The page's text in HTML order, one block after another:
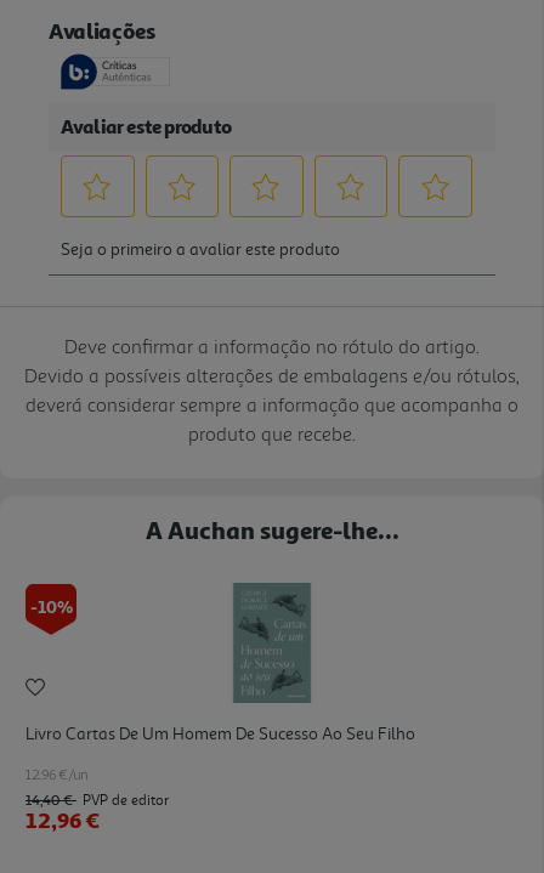
Deve confirmar a informação no rótulo do artigo.
Devido a possíveis alterações de embalagens e/ou rótulos,
deverá considerar sempre a informação que acompanha o
produto que recebe.
A Auchan sugere-lhe...
-10%
Livro Cartas De Um Homem De Sucesso Ao Seu Filho
12.96 €/un
14,40 € PVP de editor
12,96 €